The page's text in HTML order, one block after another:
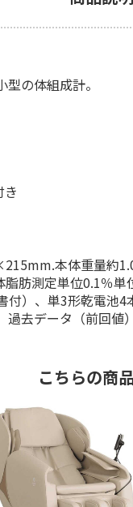
の体組成計。
本体重量約
肪測定単位0.1％
付）、単3形乾電
去データ（前回値）
こちらの商